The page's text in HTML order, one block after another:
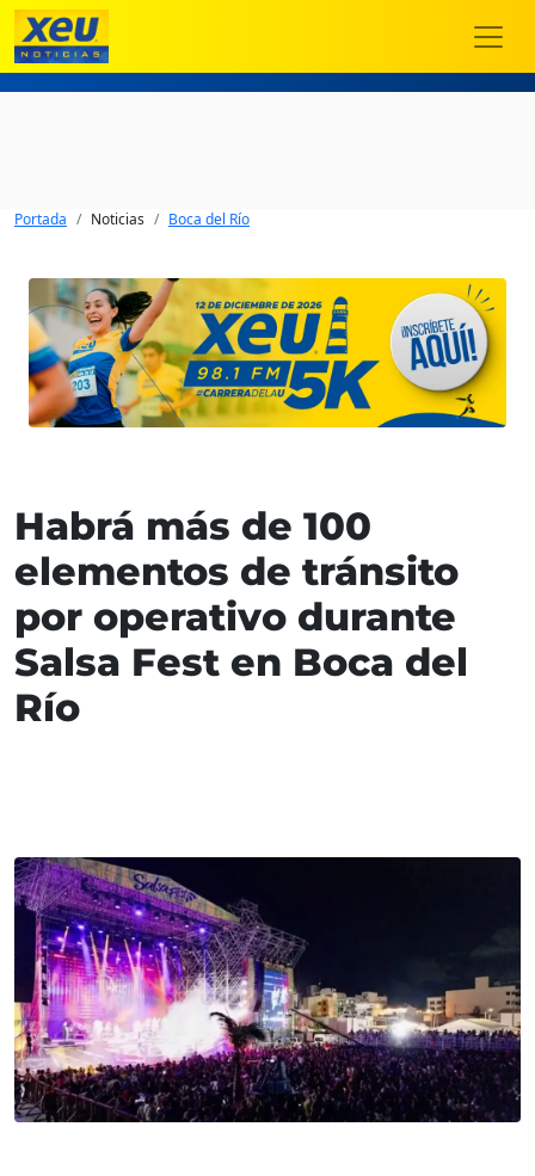
Portada Noticias Boca del Río
Habrá más de 100
elementos de tránsito
por operativo durante
Salsa Fest en Boca del
Río